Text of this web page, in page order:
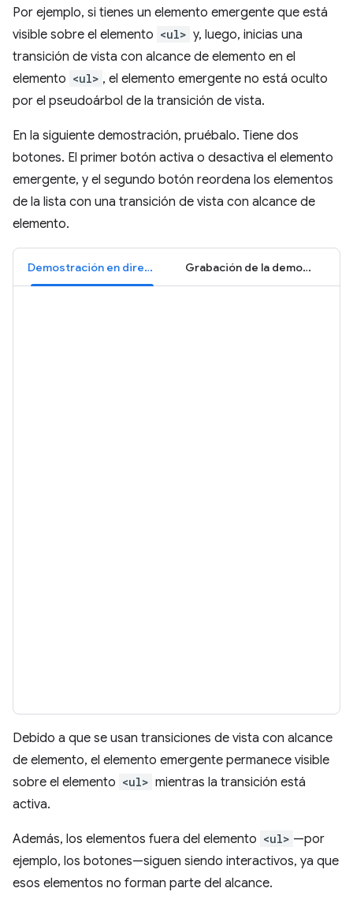
Por ejemplo, si tienes un elemento emergente que está
visible sobre el elemento <ul> y, luego, inicias una
transición de vista con alcance de elemento en el
elemento <ul> , el elemento emergente no está oculto
por el pseudoárbol de la transición de vista.
En la siguiente demostración, pruébalo. Tiene dos
botones. El primer botón activa o desactiva el elemento
emergente, y el segundo botón reordena los elementos
de la lista con una transición de vista con alcance de
elemento.
Demostración en directo Grabación de la demostración:
Debido a que se usan transiciones de vista con alcance
de elemento, el elemento emergente permanece visible
sobre el elemento <ul> mientras la transición está
activa.
Además, los elementos fuera del elemento <ul> —por
ejemplo, los botones—siguen siendo interactivos, ya que
esos elementos no forman parte del alcance.